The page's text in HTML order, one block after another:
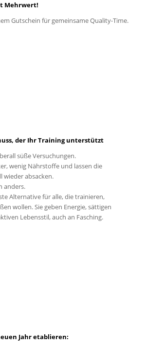
Mehrwert!
Gutschein für gemeinsame Quality-Time.
der Ihr Training unterstützt
süße Versuchungen.
wenig Nährstoffe und lassen die
wieder absacken.
anders.
Alternative für alle, die trainieren,
wollen. Sie geben Energie, sättigen
Lebensstil, auch an Fasching.
Jahr etablieren: